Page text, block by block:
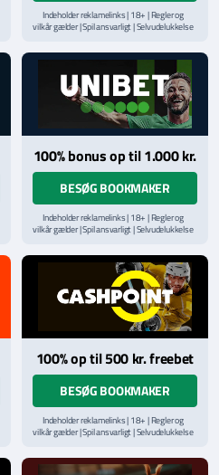
Indeholder reklamelinks | 18+ | Regler og
vilkår gælder | Spil ansvarligt | Selvudelukkelse
hjælpelinje påStopSpillet.dk
Læs vilkår og betingelserher
100% bonus op til 1.000 kr.
BESØG BOOKMAKER
Indeholder reklamelinks | 18+ | Regler og
vilkår gælder | Spil ansvarligt | Selvudelukkelse
hjælpelinje påStopSpillet.dk
Læs vilkår og betingelserher
100% op til 500 kr. freebet
BESØG BOOKMAKER
Indeholder reklamelinks | 18+ | Regler og
vilkår gælder | Spil ansvarligt | Selvudelukkelse
hjælpelinje påStopSpillet.dk
Læs vilkår og betingelserher